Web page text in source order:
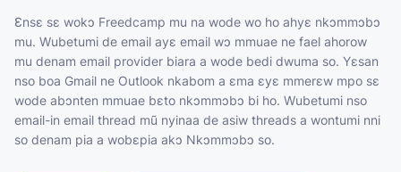
Ɛnsɛ sɛ wokɔ Freedcamp mu na wode wo ho ahyɛ nkɔmmɔbɔ
mu. Wubetumi de email ayɛ email wɔ mmuae ne fael ahorow
mu denam email provider biara a wode bedi dwuma so. Yɛsan
nso boa Gmail ne Outlook nkabom a ɛma ɛyɛ mmerɛw mpo sɛ
wode abɔnten mmuae bɛto nkɔmmɔbɔ bi ho. Wubetumi nso
email-in email thread mũ nyinaa de asiw threads a wontumi nni
so denam pia a wobɛpia akɔ Nkɔmmɔbɔ so.